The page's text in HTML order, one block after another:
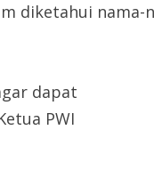
diketahui
dapat
PWI